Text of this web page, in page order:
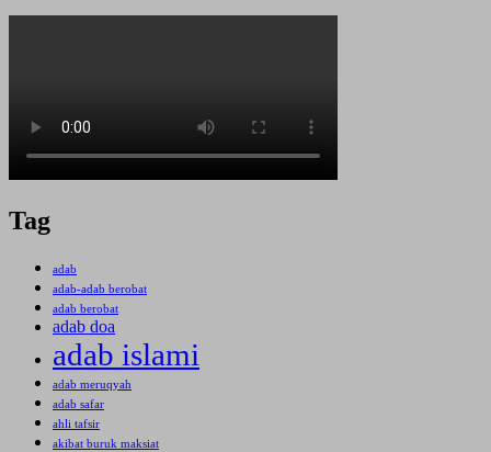
Tag
adab
adab-adab berobat
adab berobat
adab doa
adab islami
adab meruqyah
adab safar
ahli tafsir
akibat buruk maksiat